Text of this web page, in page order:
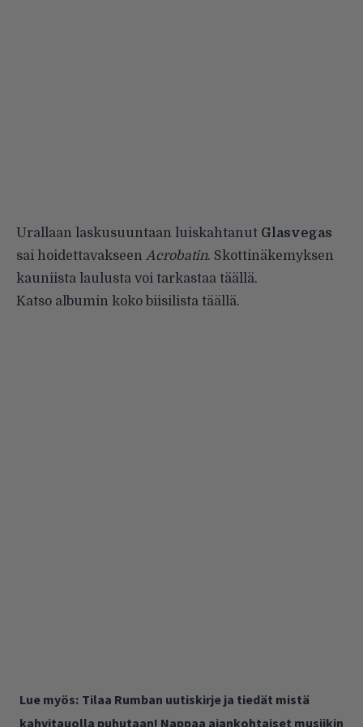
Urallaan laskusuuntaan luiskahtanut Glasvegas
sai hoidettavakseen Acrobatin. Skottinäkemyksen
kauniista laulusta voi tarkastaa täällä.
Katso albumin koko biisilista täällä.
Lue myös: Tilaa Rumban uutiskirje ja tiedät mistä
kahvitauolla puhutaan! Nappaa ajankohtaiset musiikin